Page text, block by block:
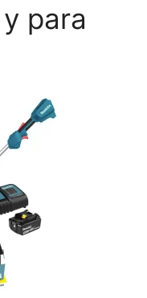
para